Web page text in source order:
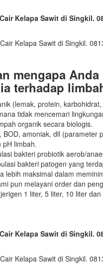
Kelapa Sawit di Singkil.
mengapa
terhadap
(lemak, protein,
tidak mencemari
organik secara biologis.
BOD, amoniak, dll (parameter
pH limbah.
bakteri probiotik aerob/
bakteri patogen yang
lebih maksimal dalam
pun melayani order dan
1 liter, 5 liter, 10 liter dan
Kelapa Sawit di Singkil.